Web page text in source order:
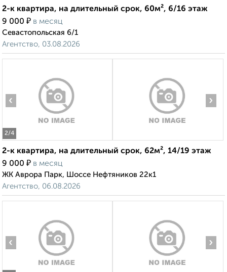
2-к квартира, на длительный срок, 60м², 6/16 этаж
9 000 ₽ в месяц
Севастопольская 6/1
Агентство, 03.08.2026
2/4
‹ ›
2-к квартира, на длительный срок, 62м², 14/19 этаж
9 000 ₽ в месяц
ЖК Аврора Парк, Шоссе Нефтяников 22к1
Агентство, 06.08.2026
‹ ›